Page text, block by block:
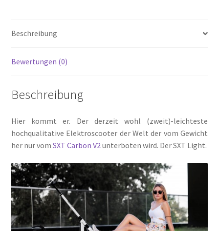
Beschreibung
Bewertungen (0)
Beschreibung
Hier kommt er. Der derzeit wohl (zweit)-leichteste
hochqualitative Elektroscooter der Welt der vom Gewicht
her nur vom SXT Carbon V2 unterboten wird. Der SXT Light.